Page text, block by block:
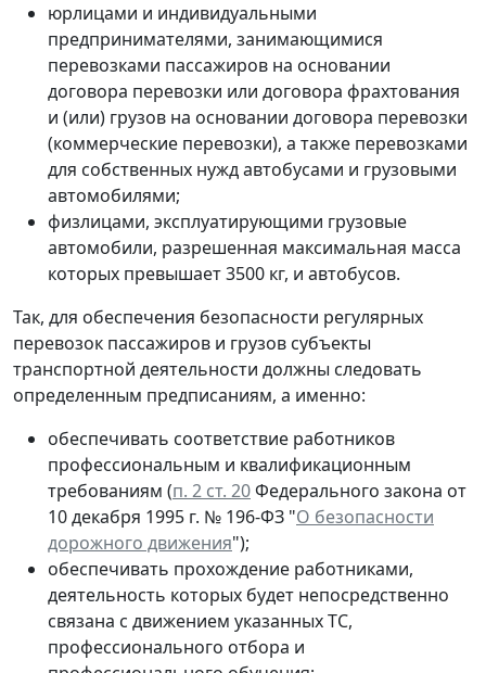
юрлицами и индивидуальными
предпринимателями, занимающимися
перевозками пассажиров на основании
договора перевозки или договора фрахтования
и (или) грузов на основании договора перевозки
(коммерческие перевозки), а также перевозками
для собственных нужд автобусами и грузовыми
автомобилями;
физлицами, эксплуатирующими грузовые
автомобили, разрешенная максимальная масса
которых превышает 3500 кг, и автобусов.
Так, для обеспечения безопасности регулярных
перевозок пассажиров и грузов субъекты
транспортной деятельности должны следовать
определенным предписаниям, а именно:
обеспечивать соответствие работников
профессиональным и квалификационным
требованиям (п. 2 ст. 20Федерального закона от
10 декабря 1995 г. № 196-ФЗ "О безопасности
дорожного движения");
обеспечивать прохождение работниками,
деятельность которых будет непосредственно
связана с движением указанных ТС,
профессионального отбора и